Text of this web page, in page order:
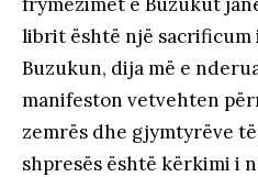
librit është një
Buzukun, dija më e
manifeston vetvehten
zemrës dhe gjymtyrëve
shpresës është kërkimi i